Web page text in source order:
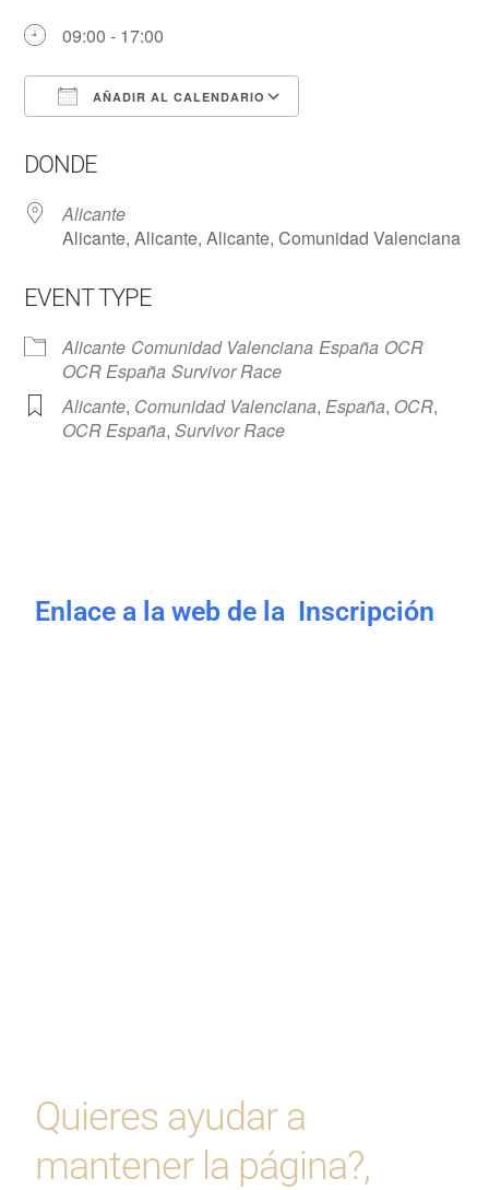
09:00 - 17:00
AÑADIR AL CALENDARIO
DONDE
Alicante
Alicante, Alicante, Alicante, Comunidad Valenciana
EVENT TYPE
Alicante Comunidad Valenciana España OCR
OCR España Survivor Race
Alicante, Comunidad Valenciana,España, OCR,
OCR España,Survivor Race
Enlace a la web de la Inscripción
Quieres ayudar a
mantener la página?,